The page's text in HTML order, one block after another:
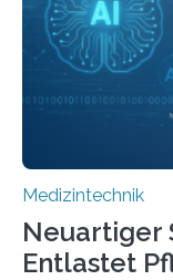
Medizintechnik
Neuartiger
Entlastet